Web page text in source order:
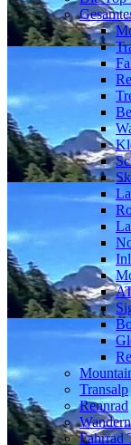
Transalp
Rennrad
Wandern
Fahrrad